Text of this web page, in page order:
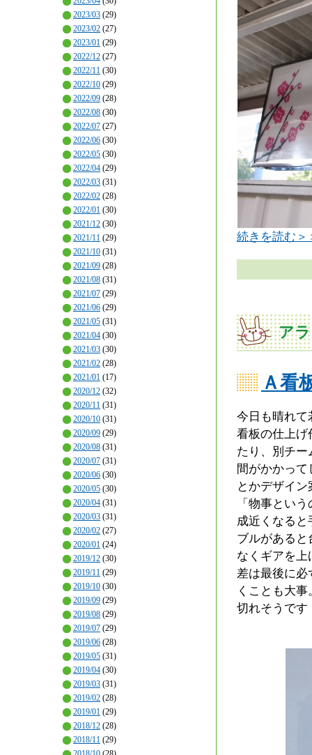
2023/03 (29)
2023/02 (27)
2023/01 (29)
2022/12 (27)
2022/11 (30)
2022/10 (29)
2022/09 (28)
2022/08 (30)
2022/07 (27)
2022/06 (30)
2022/05 (30)
2022/04 (29)
2022/03 (31)
2022/02 (28)
2022/01 (30)
2021/12 (30)
2021/11 (29)
2021/10 (31)
2021/09 (28)
2021/08 (31)
2021/07 (29)
2021/06 (29)
2021/05 (31)
2021/04 (30)
2021/03 (30)
2021/02 (28)
2021/01 (17)
2020/12 (32)
2020/11 (31)
2020/10 (31)
2020/09 (29)
2020/08 (31)
2020/07 (31)
2020/06 (30)
2020/05 (30)
2020/04 (31)
2020/03 (31)
2020/02 (27)
2020/01 (24)
2019/12 (30)
2019/11 (29)
2019/10 (30)
2019/09 (29)
2019/08 (29)
2019/07 (29)
2019/06 (28)
2019/05 (31)
2019/04 (30)
2019/03 (31)
2019/02 (28)
2019/01 (29)
2018/12 (28)
2018/11 (29)
続きを読む＞
ア
Ａ看
今日も晴れて
看板の仕上げ
たり、別チ
間がかかっ
とかデザイ
「物事とい
成近くなる
ブルがある
なくギアを
差は最後に
くことも大
切れそうです